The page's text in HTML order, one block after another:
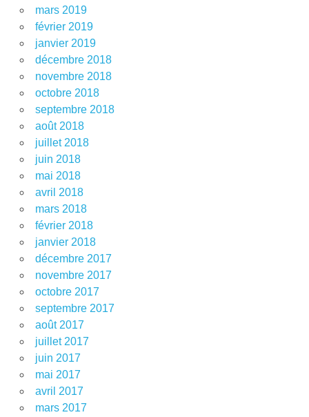
mars 2019
février 2019
janvier 2019
décembre 2018
novembre 2018
octobre 2018
septembre 2018
août 2018
juillet 2018
juin 2018
mai 2018
avril 2018
mars 2018
février 2018
janvier 2018
décembre 2017
novembre 2017
octobre 2017
septembre 2017
août 2017
juillet 2017
juin 2017
mai 2017
avril 2017
mars 2017